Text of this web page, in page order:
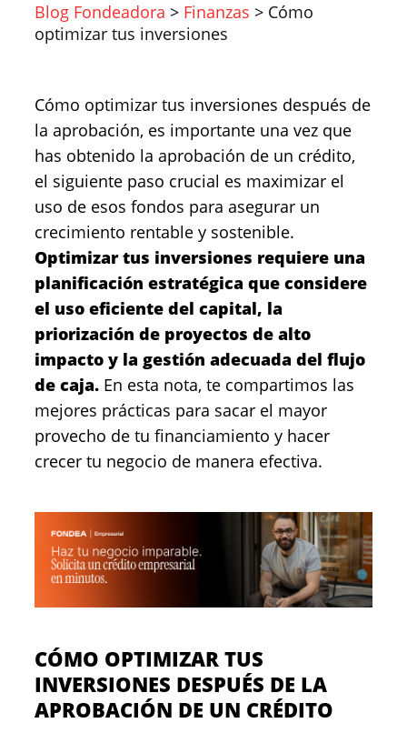
Blog Fondeadora > Finanzas > Cómo
optimizar tus inversiones
Cómo optimizar tus inversiones después de
la aprobación, es importante una vez que
has obtenido la aprobación de un crédito,
el siguiente paso crucial es maximizar el
uso de esos fondos para asegurar un
crecimiento rentable y sostenible.
Optimizar tus inversiones requiere una
planificación estratégica que considere
el uso eficiente del capital, la
priorización de proyectos de alto
impacto y la gestión adecuada del flujo
de caja. En esta nota, te compartimos las
mejores prácticas para sacar el mayor
provecho de tu financiamiento y hacer
crecer tu negocio de manera efectiva.
CÓMO OPTIMIZAR TUS
INVERSIONES DESPUÉS DE LA
APROBACIÓN DE UN CRÉDITO